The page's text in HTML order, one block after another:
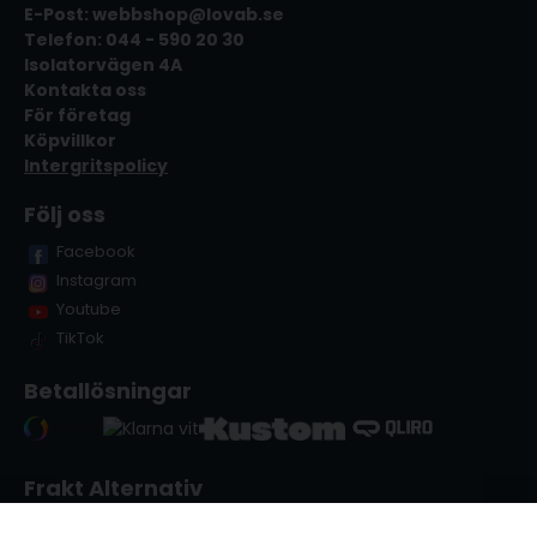
E-Post: webbshop@lovab.se
Telefon: 044 - 590 20 30
Isolatorvägen 4A
Kontakta oss
För företag
Köpvillkor
Intergritspolicy
Följ oss
Facebook
Instagram
Youtube
TikTok
Betallösningar
Frakt Alternativ